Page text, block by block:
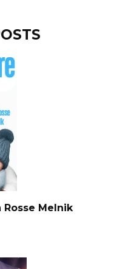
Rosse Melnik